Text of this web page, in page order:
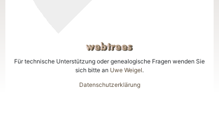
Für technische Unterstützung oder genealogische Fragen wenden Sie
sich bitte an Uwe Weigel.
Datenschutzerklärung